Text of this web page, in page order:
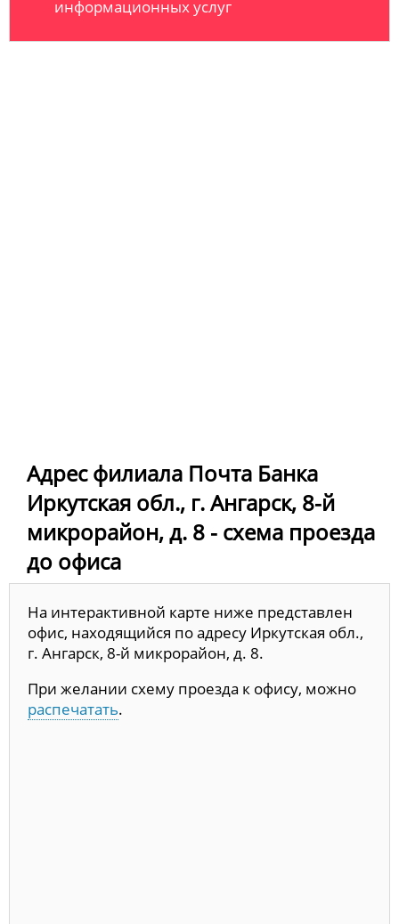
информационных услуг
Адрес филиала Почта Банка
Иркутская обл., г. Ангарск, 8-й
микрорайон, д. 8 - схема проезда
до офиса
На интерактивной карте ниже представлен
офис, находящийся по адресу Иркутская обл.,
г. Ангарск, 8-й микрорайон, д. 8.
При желании схему проезда к офису, можно
распечатать.